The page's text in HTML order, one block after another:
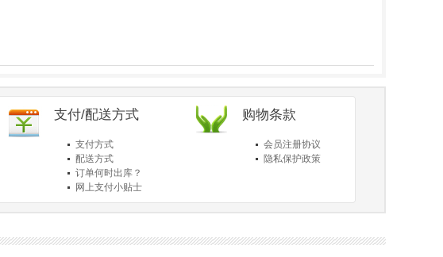
支付/配送方式
支付方式
配送方式
订单何时出库？
网上支付小贴士
关于送货和验货
购物条款
会员注册协议
隐私保护政策